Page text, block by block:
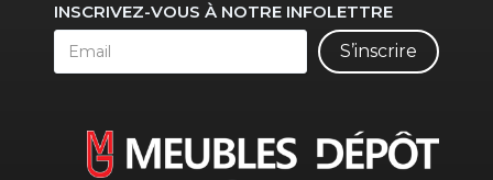
INSCRIVEZ-VOUS À NOTRE INFOLETTRE
S’inscrire